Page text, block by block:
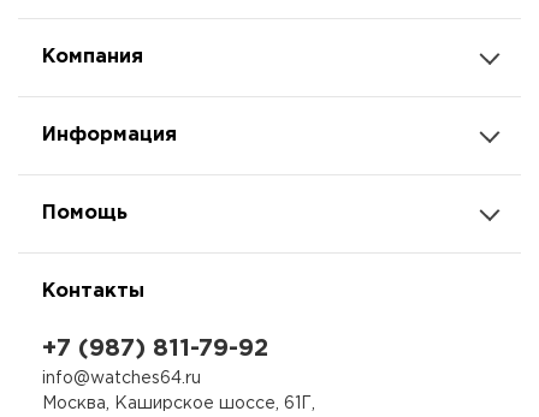
Компания
Информация
Помощь
Контакты
+7 (987) 811-79-92
info@watches64.ru
Москва, Каширское шоссе, 61Г,